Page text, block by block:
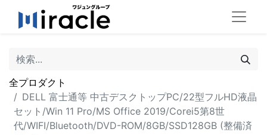
全プロダクト
DELL 富士通等 中古デスクトップPC/22型フルHD液晶
セット/Win 11 Pro/MS Office 2019/Corei5第8世
代/WIFI/Bluetooth/DVD-ROM/8GB/SSD128GB (整備済